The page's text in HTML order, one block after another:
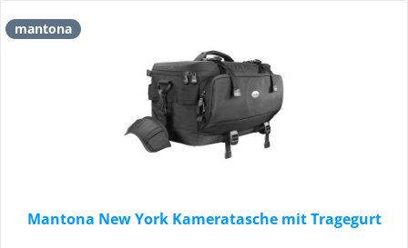
mantona
Mantona New York Kameratasche mit Tragegurt